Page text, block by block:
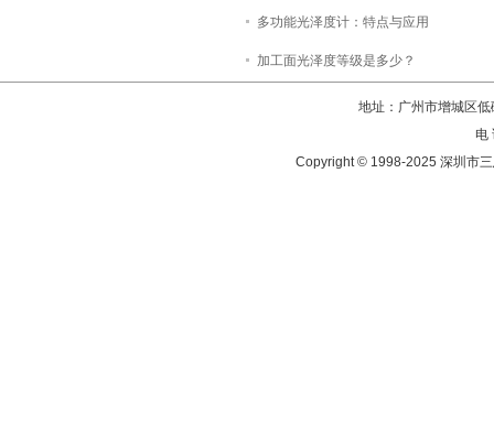
多功能光泽度计：特点与应用
加工面光泽度等级是多少？
地址：广州市增城区
电
Copyright © 1998-2025 深圳市